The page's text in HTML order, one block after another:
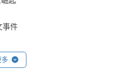
著活下來！
、瘟疫、機器人崛起，還是氣
事件
多